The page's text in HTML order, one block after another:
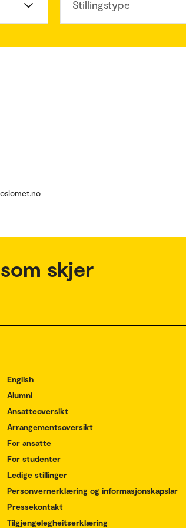
Stillingstype
skjer
English
Alumni
Ansatteoversikt
Arrangementsoversikt
For ansatte
For studenter
Ledige stillinger
Personvernerklæring og informasjonskapslar
Pressekontakt
Tilgjengelegheitserklæring